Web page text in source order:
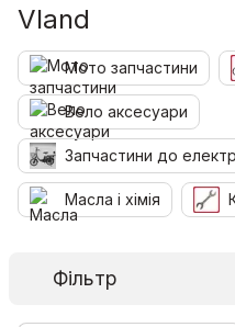
Vland
Мото запчастини
Вело аксесуари
Запчастини до
Масла і хімія
Фільтр